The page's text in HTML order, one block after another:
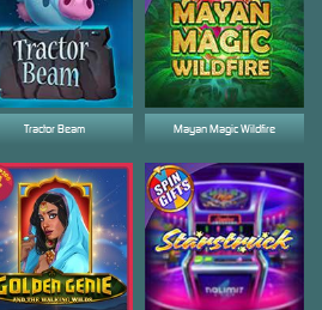
Tractor Beam Mayan Magic Wildfire